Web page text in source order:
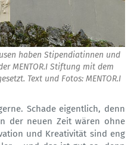
haben Stipendiatinnen und
MENTOR.I Stiftung mit dem
Text und Fotos: MENTOR.I
Schade eigentlich, denn
der neuen Zeit wären ohne
und Kreativität sind eng